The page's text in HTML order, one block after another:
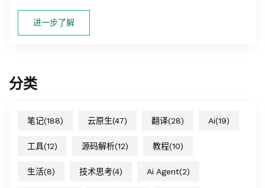
进一步了解
分类
笔记(188) 云原生(47) 翻译(28) Ai(19)
工具(12) 源码解析(12) 教程(10)
生活(8) 技术思考(4) Ai Agent(2)